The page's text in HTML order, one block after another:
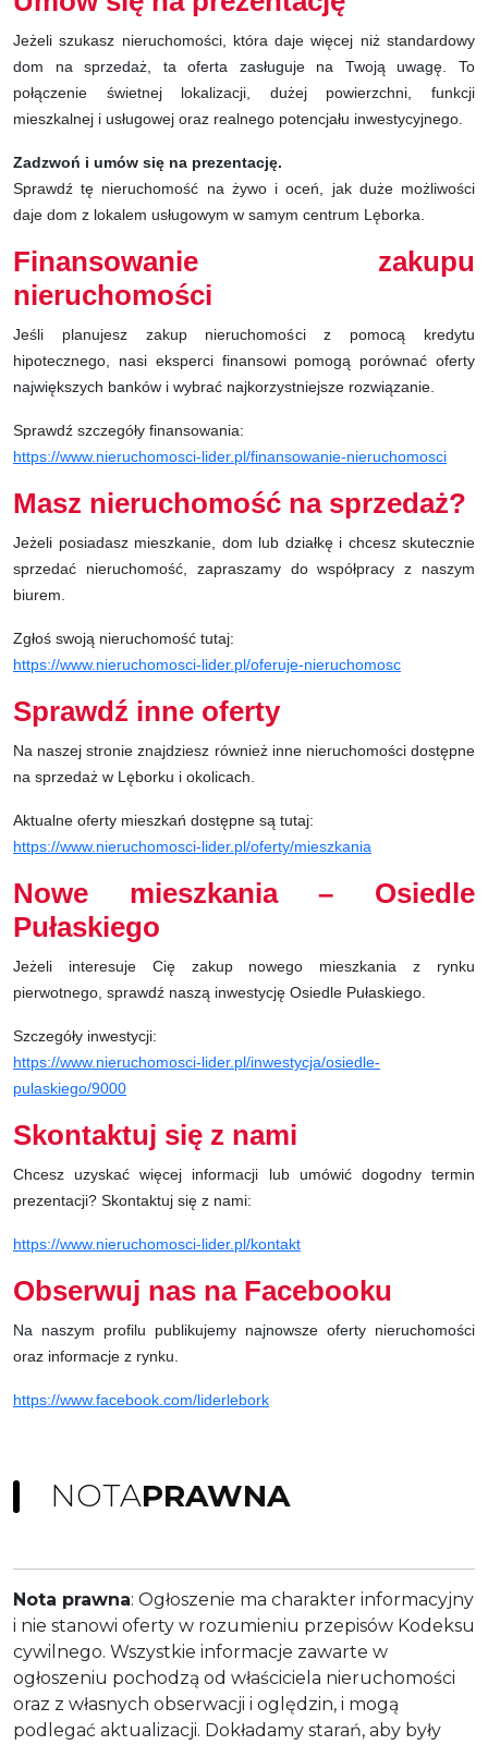
Jeżeli szukasz nieruchomości, która daje więcej niż standardowy
dom na sprzedaż, ta oferta zasługuje na Twoją uwagę. To
połączenie świetnej lokalizacji, dużej powierzchni, funkcji
mieszkalnej i usługowej oraz realnego potencjału inwestycyjnego.
Zadzwoń i umów się na prezentację.
Sprawdź tę nieruchomość na żywo i oceń, jak duże możliwości
daje dom z lokalem usługowym w samym centrum Lęborka.
Finansowanie zakupu
nieruchomości
Jeśli planujesz zakup nieruchomości z pomocą kredytu
hipotecznego, nasi eksperci finansowi pomogą porównać oferty
największych banków i wybrać najkorzystniejsze rozwiązanie.
Sprawdź szczegóły finansowania:
https://www.nieruchomosci-lider.pl/finansowanie-nieruchomosci
Masz nieruchomość na sprzedaż?
Jeżeli posiadasz mieszkanie, dom lub działkę i chcesz skutecznie
sprzedać nieruchomość, zapraszamy do współpracy z naszym
biurem.
Zgłoś swoją nieruchomość tutaj:
https://www.nieruchomosci-lider.pl/oferuje-nieruchomosc
Sprawdź inne oferty
Na naszej stronie znajdziesz również inne nieruchomości dostępne
na sprzedaż w Lęborku i okolicach.
Aktualne oferty mieszkań dostępne są tutaj:
https://www.nieruchomosci-lider.pl/oferty/mieszkania
Nowe mieszkania – Osiedle
Pułaskiego
Jeżeli interesuje Cię zakup nowego mieszkania z rynku
pierwotnego, sprawdź naszą inwestycję Osiedle Pułaskiego.
Szczegóły inwestycji:
https://www.nieruchomosci-lider.pl/inwestycja/osiedle-
pulaskiego/9000
Skontaktuj się z nami
Chcesz uzyskać więcej informacji lub umówić dogodny termin
prezentacji? Skontaktuj się z nami:
https://www.nieruchomosci-lider.pl/kontakt
Obserwuj nas na Facebooku
Na naszym profilu publikujemy najnowsze oferty nieruchomości
oraz informacje z rynku.
https://www.facebook.com/liderlebork
NOTAPRAWNA
Nota prawna: Ogłoszenie ma charakter informacyjny
i nie stanowi oferty w rozumieniu przepisów Kodeksu
cywilnego. Wszystkie informacje zawarte w
ogłoszeniu pochodzą od właściciela nieruchomości
oraz z własnych obserwacji i oględzin, i mogą
podlegać aktualizacji. Dokładamy starań, aby były